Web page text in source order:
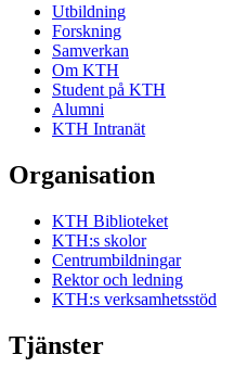
Utbildning
Forskning
Samverkan
Om KTH
Student på KTH
Alumni
KTH Intranät
Organisation
KTH Biblioteket
KTH:s skolor
Centrumbildningar
Rektor och ledning
KTH:s verksamhetsstöd
Tjänster